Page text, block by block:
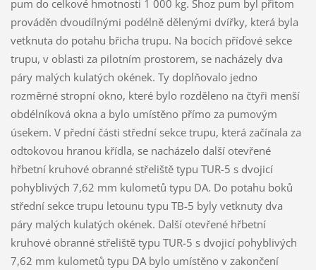
pum do celkové hmotnosti 1 000 kg. Shoz pum byl přitom
prováděn dvoudílnými podélně dělenými dvířky, která byla
vetknuta do potahu břicha trupu. Na bocích příďové sekce
trupu, v oblasti za pilotním prostorem, se nacházely dva
páry malých kulatých okének. Ty doplňovalo jedno
rozměrné stropní okno, které bylo rozděleno na čtyři menší
obdélníková okna a bylo umístěno přímo za pumovým
úsekem. V přední části střední sekce trupu, která začínala za
odtokovou hranou křídla, se nacházelo další otevřené
hřbetní kruhové obranné střeliště typu TUR-5 s dvojicí
pohyblivých 7,62 mm kulometů typu DA. Do potahu boků
střední sekce trupu letounu typu TB-5 byly vetknuty dva
páry malých kulatých okének. Další otevřené hřbetní
kruhové obranné střeliště typu TUR-5 s dvojicí pohyblivých
7,62 mm kulometů typu DA bylo umístěno v zakončení